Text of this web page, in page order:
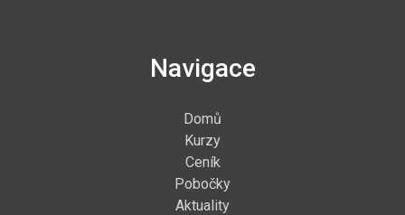
Navigace
Domů
Kurzy
Ceník
Pobočky
Aktuality